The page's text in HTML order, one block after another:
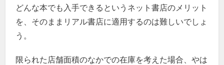
どんな本でも入手できるというネット書店のメリット
を、そのままリアル書店に適用するのは難しいでしょ
う。
限られた店舗面積のなかでの在庫を考えた場合、やは